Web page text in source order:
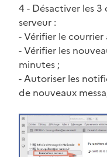
4 - Désactiver les
serveur :
- Vérifier le
- Vérifier les
minutes ;
- Autoriser les
de nouveaux